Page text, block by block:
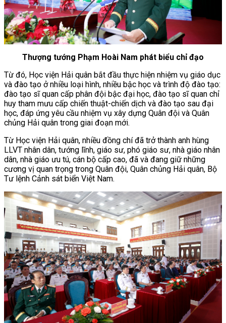
Thượng tướng Phạm Hoài Nam phát biểu chỉ đạo
Từ đó, Học viện Hải quân bắt đầu thực hiện nhiệm vụ giáo dục
và đào tạo ở nhiều loại hình, nhiều bậc học và trình độ đào tạo:
đào tạo sĩ quan cấp phân đội bậc đại học, đào tạo sĩ quan chỉ
huy tham mưu cấp chiến thuật-chiến dịch và đào tạo sau đại
học, đáp ứng yêu cầu nhiệm vụ xây dựng Quân đội và Quân
chủng Hải quân trong giai đoạn mới.
Từ Học viện Hải quân, nhiều đồng chí đã trở thành anh hùng
LLVT nhân dân, tướng lĩnh, giáo sư, phó giáo sư, nhà giáo nhân
dân, nhà giáo ưu tú, cán bộ cấp cao, đã và đang giữ những
cương vị quan trọng trong Quân đội, Quân chủng Hải quân, Bộ
Tư lệnh Cảnh sát biển Việt Nam.